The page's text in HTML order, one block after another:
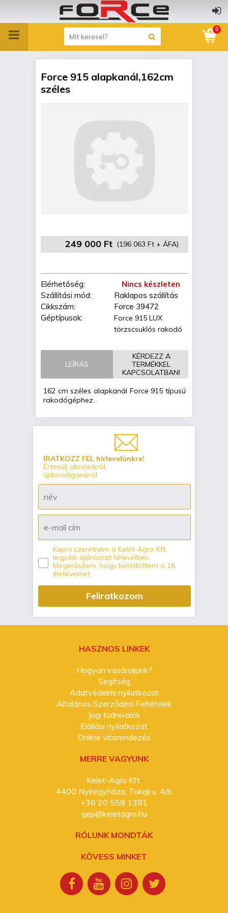
0
Force 915 alapkanál,162cm
széles
249 000 Ft (196 063 Ft + ÁFA)
Elérhetőség:
Nincs készleten
Szállítási mód:
Raklapos szállítás
Cikkszám:
Force 39472
Géptípusok:
Force 915 LUX
törzscsuklós rakodó
LEÍRÁS
KÉRDEZZ A
TERMÉKKEL
KAPCSOLATBAN!
162 cm széles alapkanál Force 915 típusú
rakodógéphez.
IRATKOZZ FEL hírlevelünkre!
Értesülj akcióinkról,
újdonságainkról.
Kapni szeretném a Kelet-Agro Kft.
legjobb ajánlatait hírlevélben.
Megerősítem, hogy betöltöttem a 16.
életévemet.
Feliratkozom
HASZNOS LINKEK
Hogyan vásároljunk?
Segítség
Adatvédelmi nyilatkozat
Általános Szerződési Feltételek
Jogi tudnivalók
Elállási nyilatkozat
Online vitarendezés
MERRE VAGYUNK
Kelet-Agro Kft.
4400 Nyíregyháza, Tokaji u. 4/b
+36 20 558 1381
gep@keletagro.hu
RÓLUNK MONDTÁK
KÖVESS MINKET